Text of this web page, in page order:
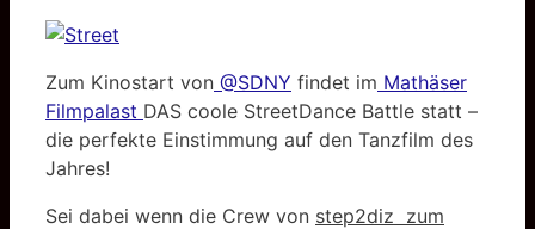
Zum Kinostart von @SDNY findet im Mathäser
Filmpalast DAS coole StreetDance Battle statt –
die perfekte Einstimmung auf den Tanzfilm des
Jahres!
Sei dabei wenn die Crew von step2diz zum